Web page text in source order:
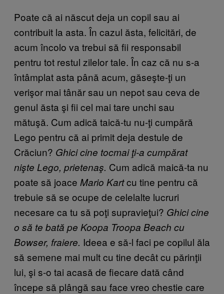
Poate că ai născut deja un copil sau ai
contribuit la asta. În cazul ăsta, felicitări, de
acum încolo va trebui să fii responsabil
pentru tot restul zilelor tale. În caz că nu s-a
întâmplat asta până acum, găseşte-ţi un
verişor mai tânăr sau un nepot sau ceva de
genul ăsta şi fii cel mai tare unchi sau
mătuşă. Cum adică taică-tu nu-ţi cumpără
Lego pentru că ai primit deja destule de
Crăciun? Ghici cine tocmai ţi-a cumpărat
nişte Lego, prietenaş. Cum adică maică-ta nu
poate să joace Mario Kartcu tine pentru că
trebuie să se ocupe de celelalte lucruri
necesare ca tu să poţi supravieţui? Ghici cine
o să te bată pe Koopa Troopa Beach cu
Bowser, fraiere. Ideea e să-l faci pe copilul ăla
să semene mai mult cu tine decât cu părinţii
lui, şi s-o tai acasă de fiecare dată când
începe să plângă sau face vreo chestie care